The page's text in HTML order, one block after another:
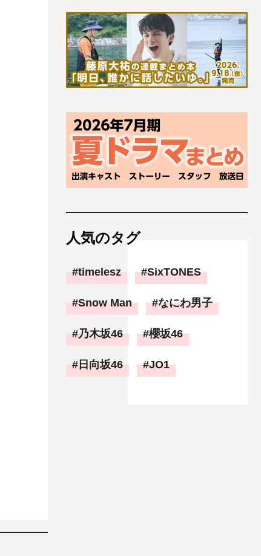
人気のタグ
timelesz SixTONES
Snow Man なにわ男子
乃木坂46 櫻坂46
日向坂46 JO1